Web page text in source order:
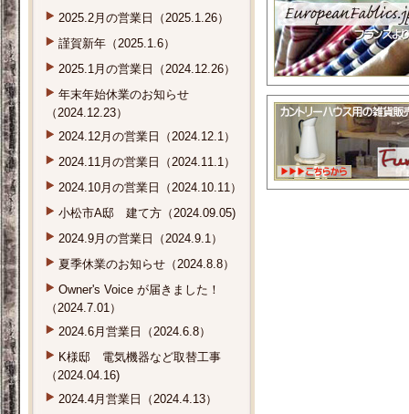
2025.2月の営業日（2025.1.26）
謹賀新年（2025.1.6）
2025.1月の営業日（2024.12.26）
年末年始休業のお知らせ
（2024.12.23）
2024.12月の営業日（2024.12.1）
2024.11月の営業日（2024.11.1）
2024.10月の営業日（2024.10.11）
小松市A邸 建て方（2024.09.05)
2024.9月の営業日（2024.9.1）
夏季休業のお知らせ（2024.8.8）
Owner's Voice が届きました！
（2024.7.01）
2024.6月営業日（2024.6.8）
K様邸 電気機器など取替工事
（2024.04.16)
2024.4月営業日（2024.4.13）